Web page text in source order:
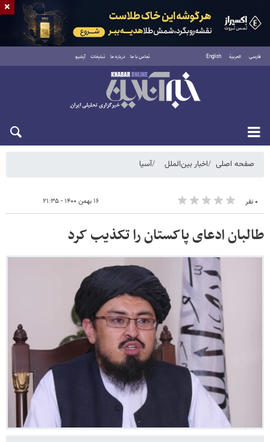
فارسی العربية English تماس با ما درباره ما تبلیغات آرشیو
شنبه ۱۷ مرداد ۱۴۰۵
صفحه اصلی اخبار بین‌الملل آسیا
۰ نفر ۱۶ بهمن ۱۴۰۰ - ۲۱:۳۵
طالبان ادعای پاکستان را تکذیب کرد
×